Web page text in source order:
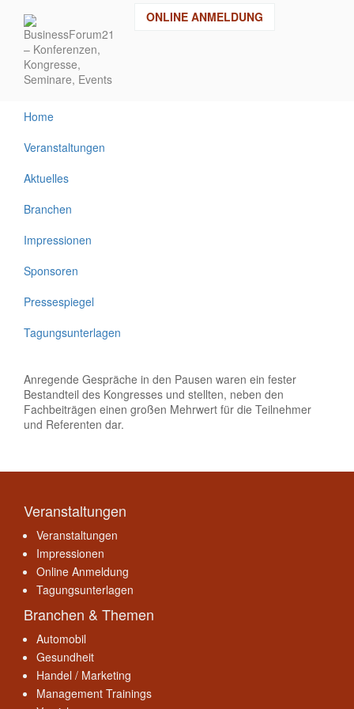
Inhalt
ONLINE ANMELDUNG
Home
Veranstaltungen
Aktuelles
Branchen
Impressionen
Sponsoren
Pressespiegel
Tagungsunterlagen
Anregende Gespräche in den Pausen waren ein fester
Bestandteil des Kongresses und stellten, neben den
Fachbeiträgen einen großen Mehrwert für die Teilnehmer
und Referenten dar.
Veranstaltungen
Veranstaltungen
Impressionen
Online Anmeldung
Tagungsunterlagen
Branchen & Themen
Automobil
Gesundheit
Handel / Marketing
Management Trainings